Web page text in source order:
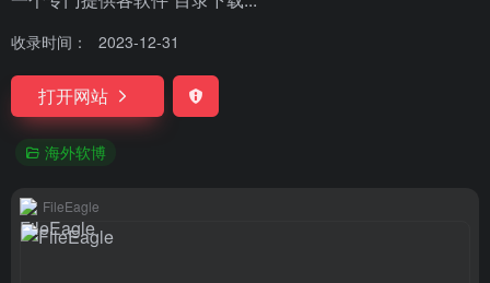
收录时间： 2023-12-31
打开网站
海外软博
FileEagle